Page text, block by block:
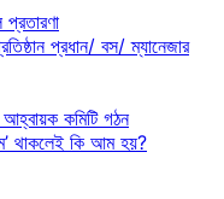
প্রধান/ বস/ ম্যানেজার
আহ্বায়ক কমিটি গঠন
থাকলেই কি আম হয়?